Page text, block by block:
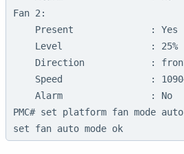
Fan 2:
PMC# set platform fan mode auto
set fan auto mode ok